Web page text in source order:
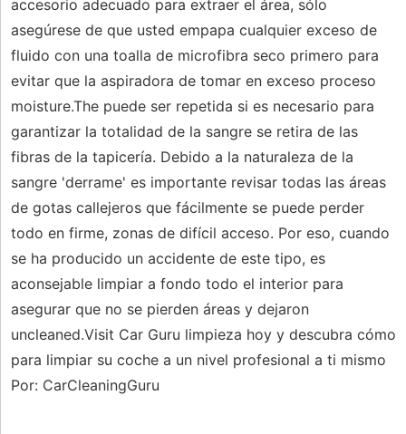
accesorio adecuado para extraer el área, sólo
asegúrese de que usted empapa cualquier exceso de
fluido con una toalla de microfibra seco primero para
evitar que la aspiradora de tomar en exceso proceso
moisture.The puede ser repetida si es necesario para
garantizar la totalidad de la sangre se retira de las
fibras de la tapicería. Debido a la naturaleza de la
sangre 'derrame' es importante revisar todas las áreas
de gotas callejeros que fácilmente se puede perder
todo en firme, zonas de difícil acceso. Por eso, cuando
se ha producido un accidente de este tipo, es
aconsejable limpiar a fondo todo el interior para
asegurar que no se pierden áreas y dejaron
uncleaned.Visit Car Guru limpieza hoy y descubra cómo
para limpiar su coche a un nivel profesional a ti mismo
Por: CarCleaningGuru